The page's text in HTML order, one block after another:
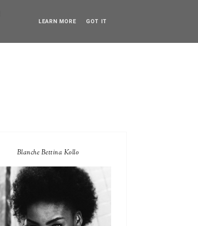
Blanche Bettina Kollo
LEARN MORE GOT IT